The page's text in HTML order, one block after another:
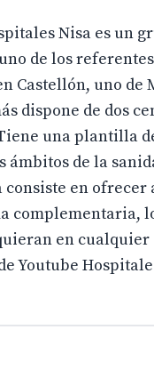
Nisa es un
de los
Castellón, uno
dispone de dos
una plantilla
ámbitos de la
en
complementaria,
en
Youtube